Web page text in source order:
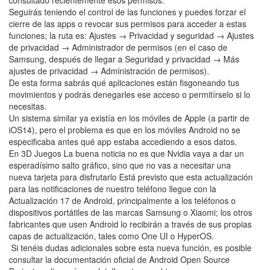
Seguirás teniendo el control de las funciones y puedes forzar el
cierre de las apps o revocar sus permisos para acceder a estas
funciones; la ruta es: Ajustes → Privacidad y seguridad → Ajustes
de privacidad → Administrador de permisos (en el caso de
Samsung, después de llegar a Seguridad y privacidad → Más
ajustes de privacidad → Administración de permisos).
De esta forma sabrás qué aplicaciones están fisgoneando tus
movimientos y podrás denegarles ese acceso o permitírselo si lo
necesitas.
Un sistema similar ya existía en los móviles de Apple (a partir de
iOS14), pero el problema es que en los móviles Android no se
especificaba antes qué app estaba accediendo a esos datos.
En 3D Juegos La buena noticia no es que Nvidia vaya a dar un
esperadísimo salto gráfico, sino que no vas a necesitar una
nueva tarjeta para disfrutarlo Está previsto que esta actualización
para las notificaciones de nuestro teléfono llegue con la
Actualización 17 de Android, principalmente a los teléfonos o
dispositivos portátiles de las marcas Samsung o Xiaomi; los otros
fabricantes que usen Android lo recibirán a través de sus propias
capas de actualización, tales como One UI o HyperOS.
Si tenéis dudas adicionales sobre esta nueva función, es posible
consultar la documentación oficial de Android Open Source